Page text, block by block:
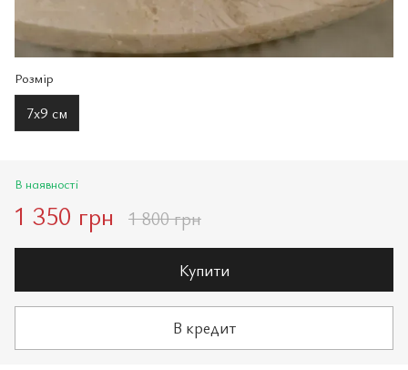
Розмір
7х9 см
В наявності
1 350 грн 1 800 грн
Купити
В кредит